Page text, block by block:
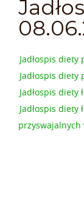
Jadłospis diety
Jadłospis
Jadłospis diety
Jadłospis diety